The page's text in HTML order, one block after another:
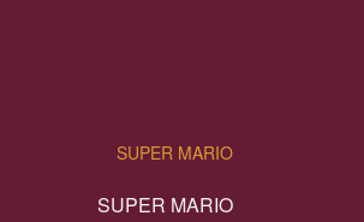
SUPER MARIO